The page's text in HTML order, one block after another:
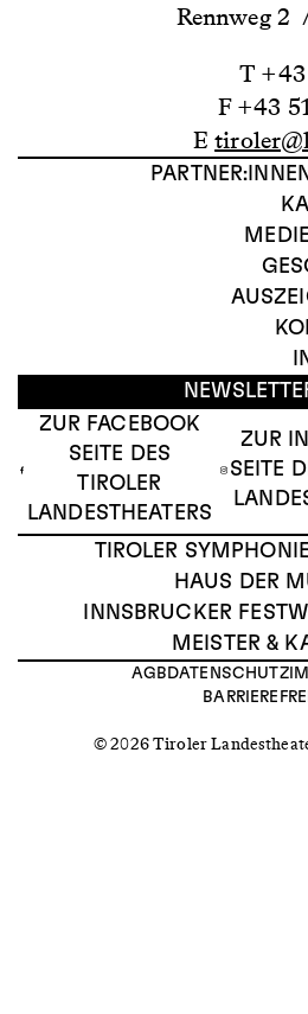
Rennweg 2
T +43
F +43
E
ZUR FACEBOOK
SEITE DES
TIROLER
LANDESTHEATERS
ZUR
SEITE
TIROLER
HAUS DER
INNSBRUCKER
MEISTER &
AGB DATENSCHUTZ
© 2026 Tiroler